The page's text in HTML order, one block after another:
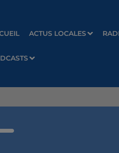
ACTUS LOCALES